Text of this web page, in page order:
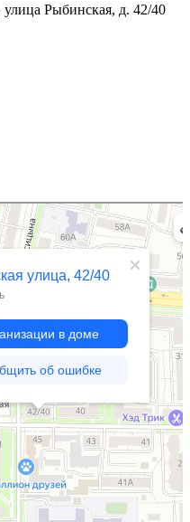
улица Рыбинская, д. 42/40